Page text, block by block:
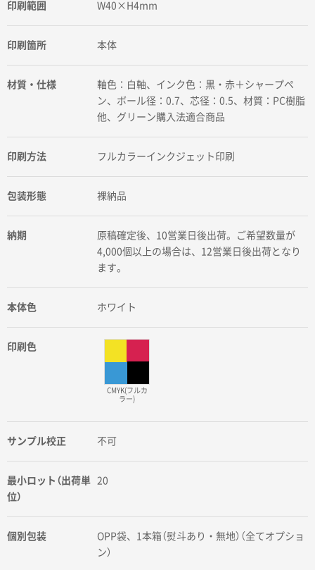
印刷範囲 W40×H4mm
印刷箇所 本体
材質・仕様
軸色：白軸、インク色：黒・赤＋シャープペ
ン、ボール径：0.7、芯径：0.5、材質：PC樹脂
他、グリーン購入法適合商品
印刷方法 フルカラーインクジェット印刷
包装形態 裸納品
納期
原稿確定後、10営業日後出荷。ご希望数量が
4,000個以上の場合は、12営業日後出荷となり
ます。
本体色 ホワイト
印刷色
CMYK(フルカ
ラー)
サンプル校正 不可
最小ロット（出荷単
位）
20
個別包装
OPP袋、1本箱（熨斗あり・無地）（全てオプショ
ン）